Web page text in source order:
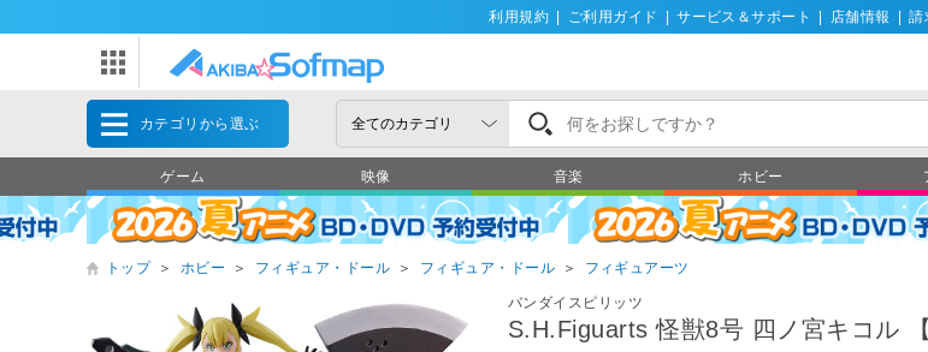
利用規約 ご利用ガイド サービス＆サポート 店舗情報 請
カテゴリから選ぶ
ゲーム 映像 音楽 ホビー
トップ ＞ ホビー ＞ フィギュア・ドール ＞ フィギュア・ドール ＞ フィギュアーツ
バンダイスピリッツ
S.H.Figuarts 怪獣8号 四ノ宮キコル